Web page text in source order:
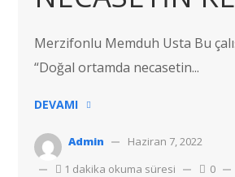
Merzifonlu Memduh Usta Bu
“Doğal ortamda necasetin...
DEVAMI
Admin
Haziran 7, 2022
1 dakika okuma süresi
0